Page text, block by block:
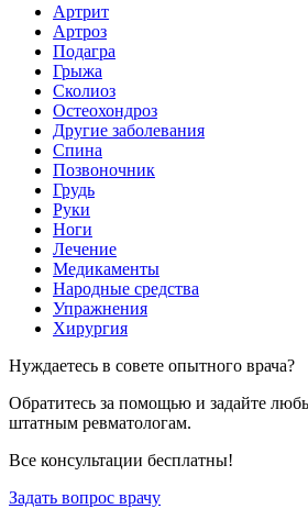
Артрит
Артроз
Подагра
Грыжа
Сколиоз
Остеохондроз
Другие заболевания
Спина
Позвоночник
Грудь
Руки
Ноги
Лечение
Медикаменты
Народные средства
Упражнения
Хирургия
Нуждаетесь в совете опытного врача?
Обратитесь за помощью и задайте
штатным ревматологам.
Все консультации бесплатны!
Задать вопрос врачу